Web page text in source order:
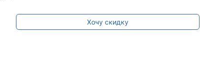
Хочу скидку